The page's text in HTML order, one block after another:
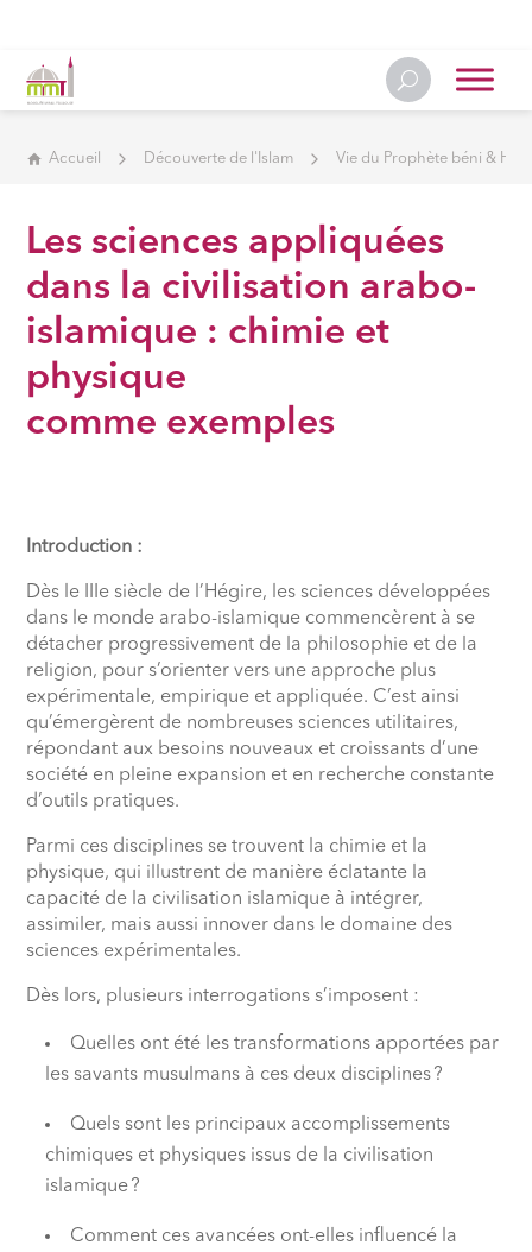
Accueil Découverte de l'Islam Vie du Prophète béni &
Les sciences appliquées
dans la civilisation arabo-
islamique : chimie et
physique
comme exemples
Introduction :
Dès le IIIe siècle de l’Hégire, les sciences développées
dans le monde arabo-islamique commencèrent à se
détacher progressivement de la philosophie et de la
religion, pour s’orienter vers une approche plus
expérimentale, empirique et appliquée. C’est ainsi
qu’émergèrent de nombreuses sciences utilitaires,
répondant aux besoins nouveaux et croissants d’une
société en pleine expansion et en recherche constante
d’outils pratiques.
Parmi ces disciplines se trouvent la chimie et la
physique, qui illustrent de manière éclatante la
capacité de la civilisation islamique à intégrer,
assimiler, mais aussi innover dans le domaine des
sciences expérimentales.
Dès lors, plusieurs interrogations s’imposent :
Quelles ont été les transformations apportées par
les savants musulmans à ces deux disciplines ?
Quels sont les principaux accomplissements
chimiques et physiques issus de la civilisation
islamique ?
Comment ces avancées ont-elles influencé la